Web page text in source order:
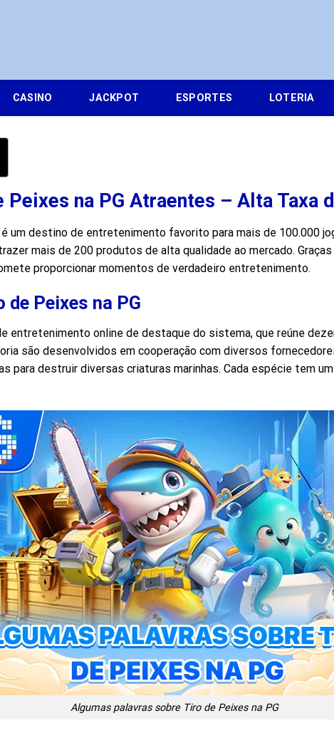
CASINO JACKPOT ESPORTES LOTERIA
Peixes na PG Atraentes – Alta Taxa
um destino de entretenimento favorito para mais de 100.000
mais de 200 produtos de alta qualidade ao mercado.
proporcionar momentos de verdadeiro entretenimento.
Peixes na PG
entretenimento online de destaque do sistema, que reúne
são desenvolvidos em cooperação com diversos
para destruir diversas criaturas marinhas. Cada espécie tem
Algumas palavras sobre Tiro de Peixes na PG